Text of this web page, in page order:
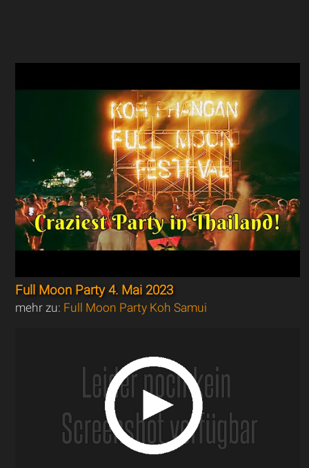
Full Moon Party 4. Mai 2023
mehr zu: Full Moon Party Koh Samui